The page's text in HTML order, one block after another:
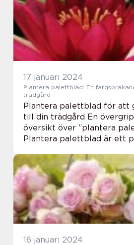
information o...
17 januari 2024
Plantera palettblad: En
trädgård
Plantera palettblad för att
till din trädgård En
översikt över ”plantera
Plantera palettblad är ett
krukor. Dessa vackra växter...
16 januari 2024